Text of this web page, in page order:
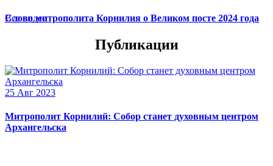
Слово митрополита Корнилия о Великом посте 2024 года
Все видео
Публикации
25 Авг 2023
Митрополит Корнилий: Собор станет духовным центром
Архангельска